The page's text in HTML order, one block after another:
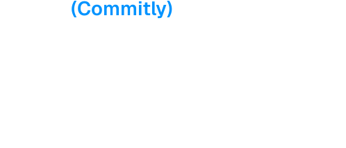
(Commitly)